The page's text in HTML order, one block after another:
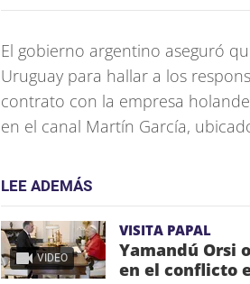
El gobierno argentino aseguró
Uruguay para hallar a los
contrato con la empresa
en el canal Martín García,
LEE ADEMÁS
VIDEO
VISITA PAPAL
Yamandú Orsi
en el conflicto